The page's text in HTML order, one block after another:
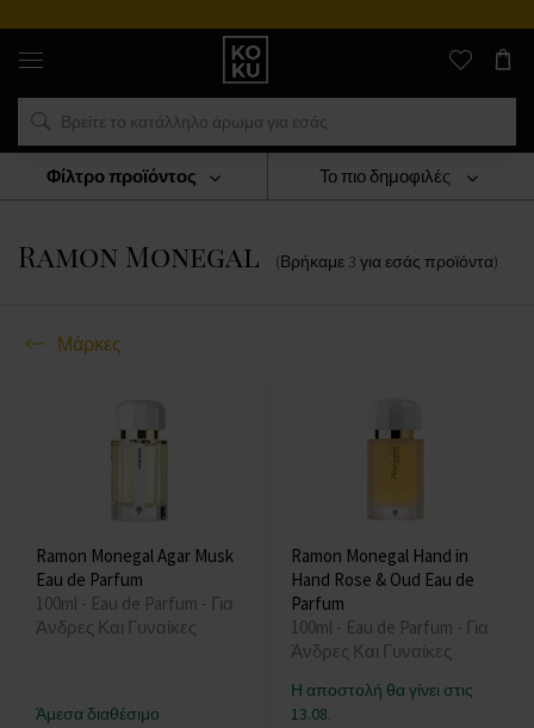
Αυθεντικά
αρώματα
και
ρολόγια
σε
μέρος
Μάρκες
Ramon Monegal
Ramon Monegal (Βρήκαμε 3 για εσάς προϊόντα)
Το πιο δημοφιλές
Μάρκες
Φίλτρο προϊόντος
Ramon Monegal Agar Musk
Eau de Parfum
100ml - Eau de Parfum - Για
Άνδρες Και Γυναίκες
Άμεσα διαθέσιμο
Ramon Monegal Hand in
Hand Rose & Oud Eau de
Parfum
100ml - Eau de Parfum - Για
Άνδρες Και Γυναίκες
Η αποστολή θα γίνει στις
13.08.